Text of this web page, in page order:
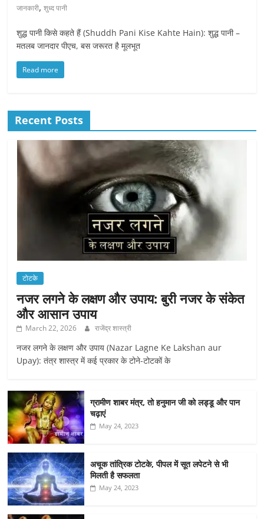
जानकारी,शुध्द पानी
शुद्ध पानी किसे कहते हैं (Shuddh Pani Kise Kahte Hain): शुद्ध पानी –
मतलब जानदार पीएच, बस जरूरत है मूलभूत
Read more
Recent Posts
टोटके
नजर लगने के लक्षण और उपाय: बुरी नजर के संकेत
और आसान उपाय
March 22, 2026 राजेंद्र शास्त्री
नजर लगने के लक्षण और उपाय (Nazar Lagne Ke Lakshan aur
Upay): तंत्र शास्त्र में कई प्रकार के टोने-टोटकों के
ग्रामीण शाबर मंत्र, तो हनुमान जी को लड्डू और पान
चढ़ाएं
May 24, 2023
अचूक तांत्रिक टोटके, पीपल में सूत लपेटने से भी
मिलती है सफलता
May 24, 2023